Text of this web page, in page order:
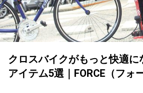
クロスバイクがもっと快適に
アイテム5選｜FORCE（フォ